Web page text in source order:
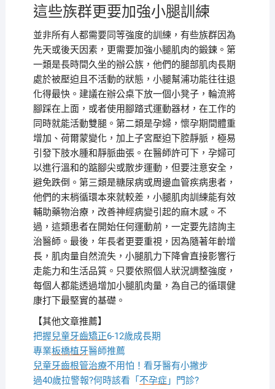
這些族群更要加強小腿訓練
並非所有人都需要同等強度的訓練，有些族群因為
先天或後天因素，更需要加強小腿肌肉的鍛鍊。第
一類是長時間久坐的辦公族，他們的腿部肌肉長期
處於被壓迫且不活動的狀態，小腿幫浦功能往往退
化得最快。建議在辦公桌下放一個小凳子，輪流將
腳踩在上面，或者使用腳踏式運動器材，在工作的
同時就能活動雙腿。第二類是孕婦，懷孕期間體重
增加、荷爾蒙變化，加上子宮壓迫下腔靜脈，極易
引發下肢水腫和靜脈曲張。在醫師許可下，孕婦可
以進行溫和的踮腳尖或散步運動，但要注意安全，
避免跌倒。第三類是糖尿病或周邊血管疾病患者，
他們的末梢循環本來就較差，小腿肌肉訓練能有效
輔助藥物治療，改善神經病變引起的麻木感。不
過，這類患者在開始任何運動前，一定要先諮詢主
治醫師。最後，年長者更要重視，因為隨著年齡增
長，肌肉量自然流失，小腿肌力下降會直接影響行
走能力和生活品質。只要依照個人狀況調整強度，
每個人都能透過增加小腿肌肉量，為自己的循環健
康打下最堅實的基礎。
【其他文章推薦】
把握兒童牙齒矯正6-12歲成長期
專業板橋植牙醫師推薦
兒童牙齒根管治療不用怕！看牙醫有小撇步
過40歲拉警報?何時該看「 不孕症」門診?